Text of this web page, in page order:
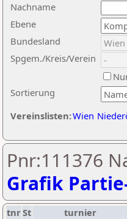
Nachname
Ebene
Sortierung
Bundesland
Spgem./Kreis/Verein
Vereinslisten:Wien
Pnr:111376
Grafik
tnrSt turnier